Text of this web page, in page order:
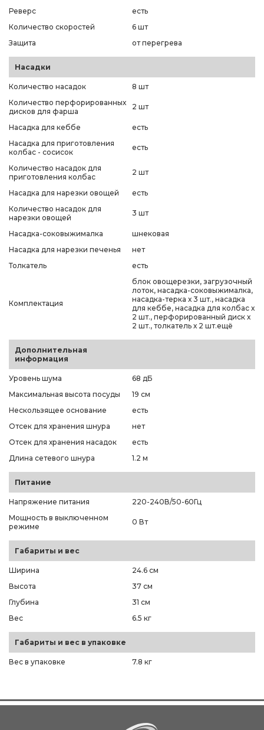
Реверс
есть
Количество скоростей
6 шт
Защита
от перегрева
Насадки
Количество насадок
8 шт
Количество перфорированных
дисков для фарша
2 шт
Насадка для кеббе
есть
Насадка для приготовления
колбас - сосисок
есть
Количество насадок для
приготовления колбас
2 шт
Насадка для нарезки овощей
есть
Количество насадок для
нарезки овощей
3 шт
Насадка-соковыжималка
шнековая
Насадка для нарезки печенья
нет
Толкатель
есть
Комплектация
блок овощерезки, загрузочный
лоток, насадка-соковыжималка,
насадка-терка х 3 шт., насадка
для кеббе, насадка для колбас х
2 шт., перфорированный диск х
2 шт., толкатель х 2 шт.ещё
Дополнительная
информация
Уровень шума
68 дБ
Максимальная высота посуды
19 см
Нескользящее основание
есть
Отсек для хранения шнура
нет
Отсек для хранения насадок
есть
Длина сетевого шнура
1.2 м
Питание
Напряжение питания
220-240В/50-60Гц
Мощность в выключенном
режиме
0 Вт
Габариты и вес
Ширина
24.6 см
Высота
37 см
Глубина
31 см
Вес
6.5 кг
Габариты и вес в упаковке
Вес в упаковке 7.8 кг